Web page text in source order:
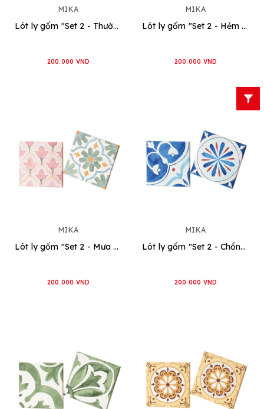
MIKA
Lót ly gốm "Set 2 - Thường nhựt"
200.000 VND
MIKA
Lót ly gốm "Set 2 - Hẻm nằm trong hẻm"
200.000 VND
MIKA
Lót ly gốm "Set 2 - Mưa phùn"
200.000 VND
MIKA
Lót ly gốm "Set 2 - Chồng chất"
200.000 VND